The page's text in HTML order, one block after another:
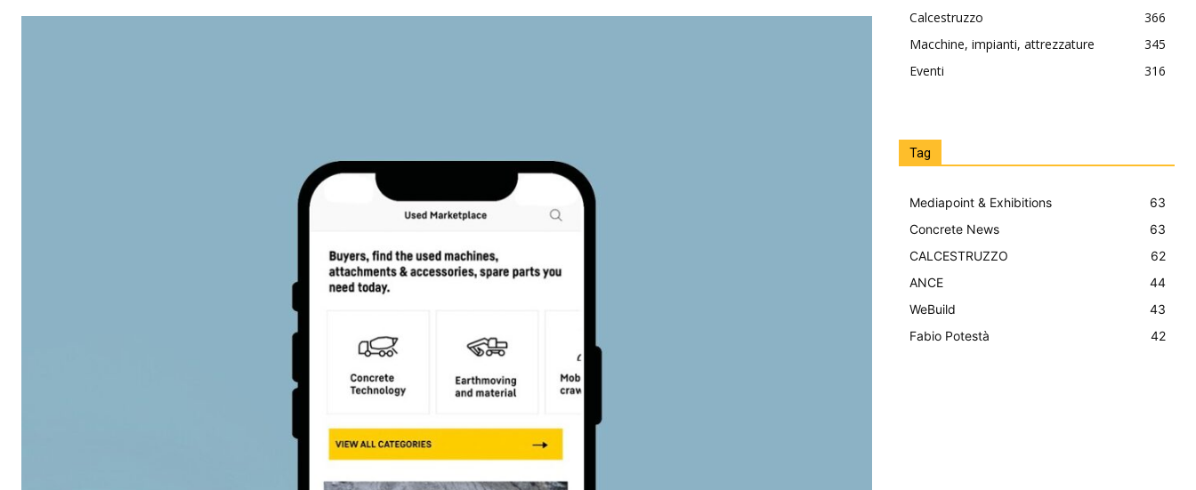
Calcestruzzo
366
Macchine, impianti, attrezzature
345
Eventi
316
Tag
Mediapoint & Exhibitions
63
Concrete News
63
CALCESTRUZZO
62
ANCE
44
WeBuild
43
Fabio Potestà
42